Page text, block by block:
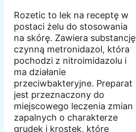
Rozetic to lek na receptę w
postaci żelu do stosowania
na skórę. Zawiera substancję
czynną metronidazol, która
pochodzi z nitroimidazolu i
ma działanie
przeciwbakteryjne. Preparat
jest przeznaczony do
miejscowego leczenia zmian
zapalnych o charakterze
grudek i krostek, które